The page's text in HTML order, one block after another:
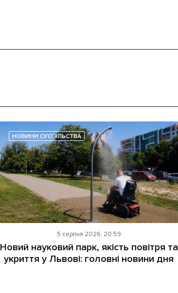
НОВИНИ СУСПІЛЬСТВА
5 серпня 2026, 20:59
Новий науковий парк, якість повітря та
укриття у Львові: головні новини дня